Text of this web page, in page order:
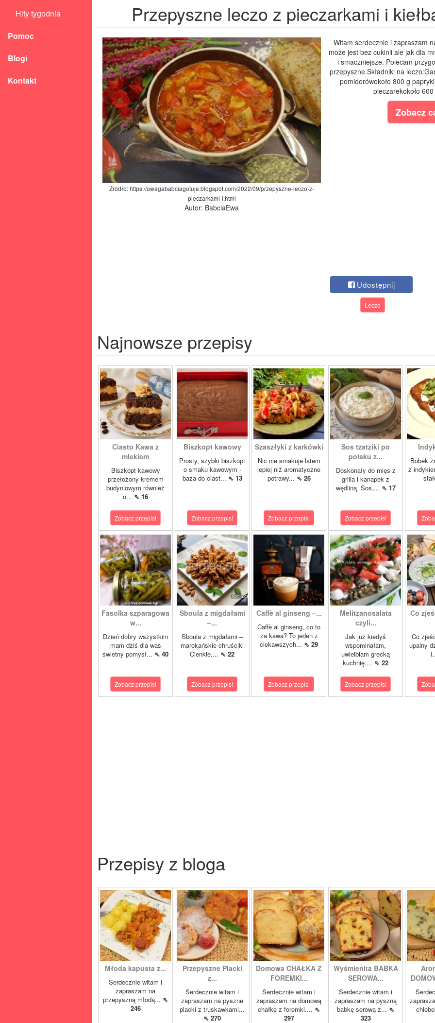
Hity tygodnia
Pomoc
Blogi
Kontakt
Przepyszne leczo z pieczarkami i
Źródło: https://uwagababciagotuje.blogspot.com/2022/09/przepyszne-leczo-z-
pieczarkami-i.html
Autor: BabciaEwa
Witam serdecznie i zapraszam
może jest bez cukinii ale jak dla
i smaczniejsze. Polecam
przepyszne.Składniki na
pomidorówokoło 800 g
pieczarekokoło
Zobacz
Udostępnij
Leczo
Najnowsze przepisy
Ciasto Kawa z
mlekiem
Biszkopt kawowy
przełożony kremem
budyniowym również
o... ⇖ 16
Zobacz przepis!
Biszkopt kawowy
Prosty, szybki biszkopt
o smaku kawowym -
baza do ciast... ⇖ 13
Zobacz przepis!
Szaszłyki z karkówki
Nic nie smakuje latem
lepiej niż aromatyczne
potrawy... ⇖ 26
Zobacz przepis!
Sos tzatziki po
polsku z...
Doskonały do mięs z
grilla i kanapek z
wędliną. Sos,... ⇖ 17
Zobacz przepis!
Bobek
z
Fasolka szparagowa
w...
Dzień dobry wszystkim
mam dziś dla was
świetny pomysł... ⇖ 40
Zobacz przepis!
Sboula z migdałami
–...
Sboula z migdałami –
marokańskie chruściki
Cienkie,... ⇖ 22
Zobacz przepis!
Caffè al ginseng –...
Caffè al ginseng, co to
za kawa? To jeden z
ciekawszych... ⇖ 29
Zobacz przepis!
Melitzanosalata
czyli...
Jak już kiedyś
wspominałam,
uwielbiam grecką
kuchnię.... ⇖ 22
Zobacz przepis!
Co
Co
upalny
Przepisy z bloga
Młoda kapusta z...
Serdecznie witam i
zapraszam na
przepyszną młodą... ⇖
246
Przepyszne Placki
z...
Serdecznie witam i
zapraszam na pyszne
placki z truskawkami...
⇖ 270
Domowa CHAŁKA Z
FOREMKI...
Serdecznie witam i
zapraszam na domową
chałkę z foremki.... ⇖
297
Wyśmienita BABKA
SEROWA...
Serdecznie witam i
zapraszam na pyszną
babkę serową z... ⇖
323